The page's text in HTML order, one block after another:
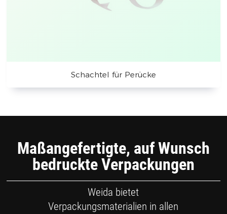
Schachtel für Perücke
Maßangefertigte, auf Wunsch
bedruckte Verpackungen
Weida bietet
Verpackungsmaterialien in allen